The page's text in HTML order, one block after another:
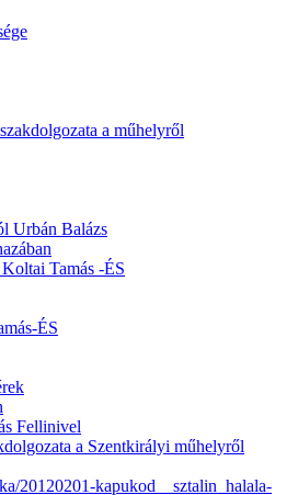
a műhelyről
Urbán Balázs
Tamás -ÉS
ÉS
Fellinivel
a Szentkirályi műhelyről
20120201-kapukod__sztalin_halala-